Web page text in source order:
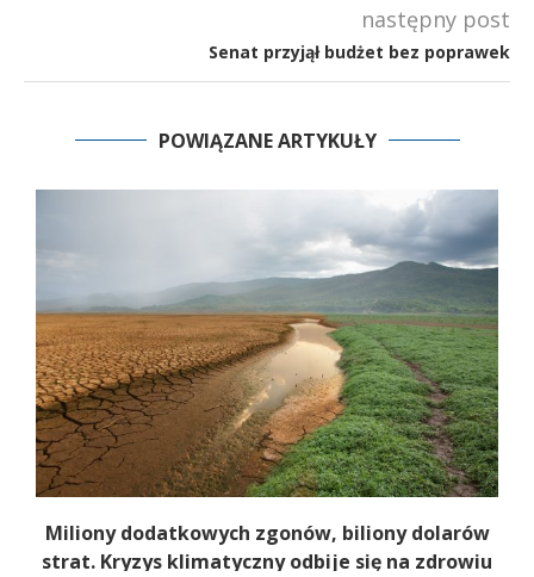
następny post
Senat przyjął budżet bez poprawek
POWIĄZANE ARTYKUŁY
Miliony dodatkowych zgonów, biliony dolarów
strat. Kryzys klimatyczny odbije się na zdrowiu